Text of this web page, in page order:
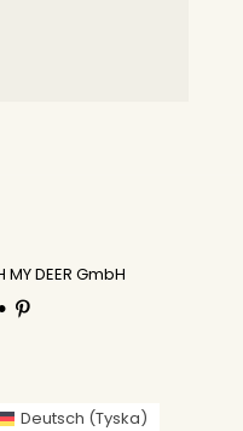
DEER GmbH
Deutsch (Tyska)